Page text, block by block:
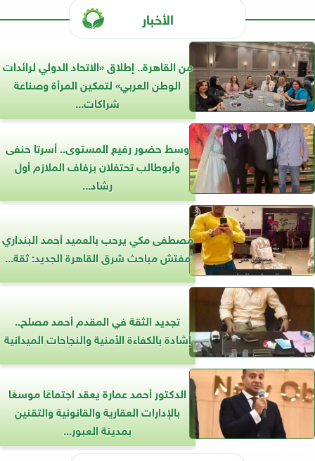
الأخبار
من القاهرة.. إطلاق «الاتحاد الدولي لرائدات
الوطن العربي» لتمكين المرأة وصناعة
شراكات...
وسط حضور رفيع المستوى.. أسرتا حنفى
وأبوطالب تحتفلان بزفاف الملازم أول
رشاد...
مصطفى مكي يرحب بالعميد أحمد البنداري
مفتش مباحث شرق القاهرة الجديد: ثقة...
تجديد الثقة في المقدم أحمد مصلح..
إشادة بالكفاءة الأمنية والنجاحات الميدانية
الدكتور أحمد عمارة يعقد اجتماعًا موسعًا
بالإدارات العقارية والقانونية والتقنين
بمدينة العبور...